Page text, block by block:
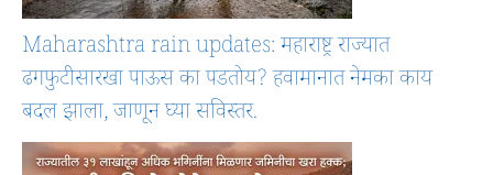
Maharashtra rain updates: महाराष्ट्र राज्यात
ढगफुटीसारखा पाऊस का पडतोय? हवामानात नेमका काय
बदल झाला, जाणून घ्या सविस्तर.